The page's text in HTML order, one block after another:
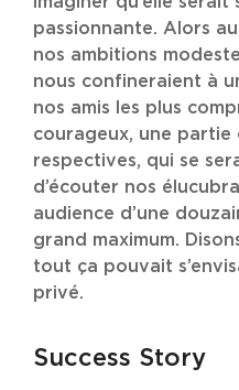
passionnante. Alors
nos ambitions
nous confineraient à
nos amis les plus
courageux, une partie
respectives, qui se
d’écouter nos
audience d’une
grand maximum.
tout ça pouvait
privé.
Success Story